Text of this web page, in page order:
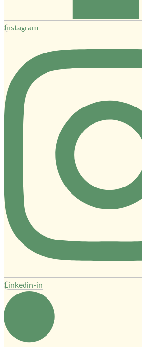
Instagram
Linkedin-in